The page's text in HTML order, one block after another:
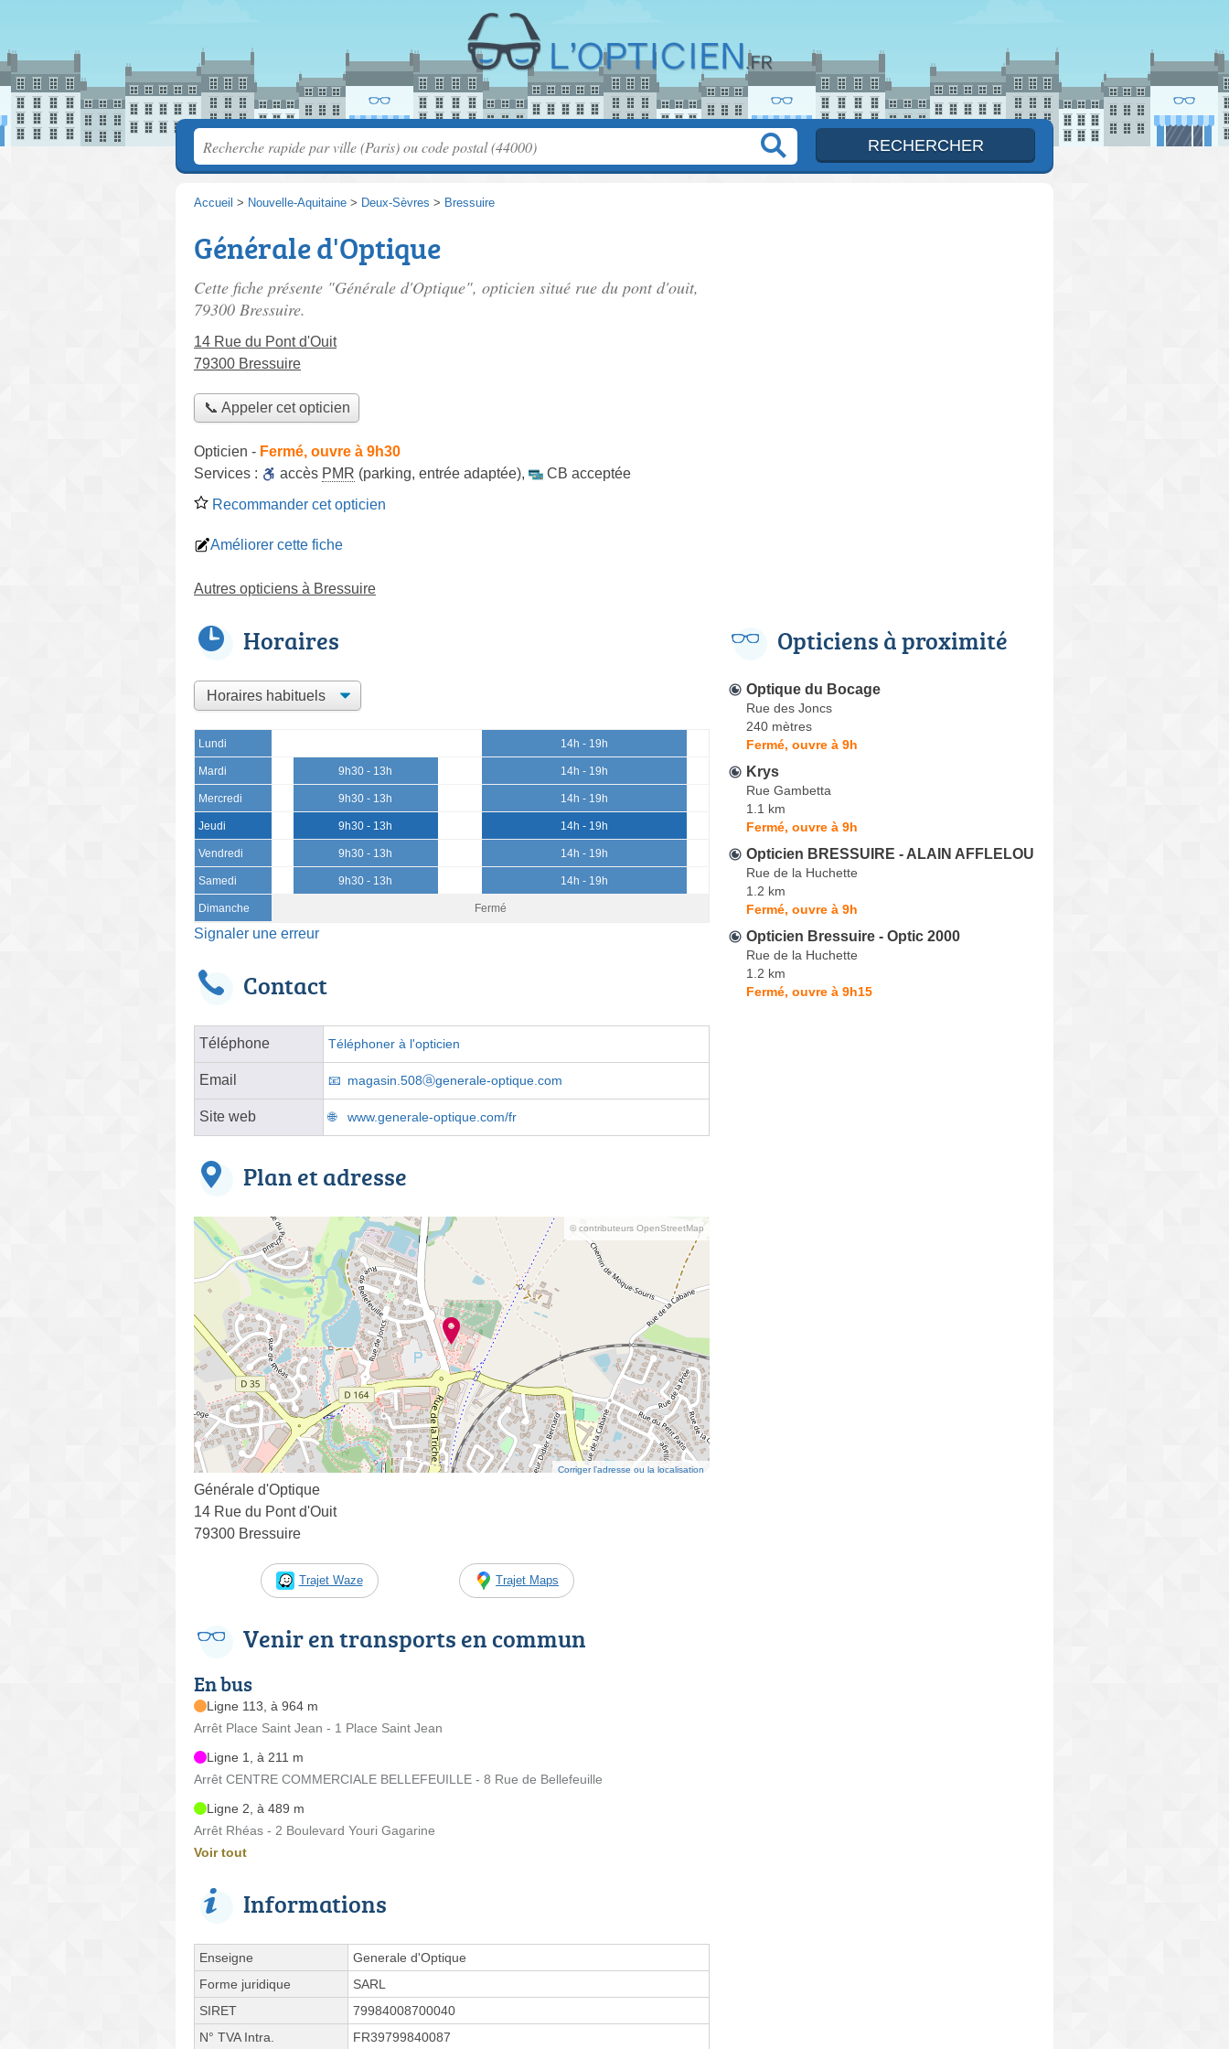
Accueil > Nouvelle-Aquitaine > Deux-Sèvres > Bressuire
Générale d'Optique
Cette fiche présente "Générale d'Optique", opticien situé rue du pont d'ouit,
79300 Bressuire.
14 Rue du Pont d'Ouit
79300 Bressuire
📞 Appeler cet opticien
Opticien - Fermé, ouvre à 9h30
Services :
accès PMR (parking, entrée adaptée),
CB acceptée
Recommander cet opticien
Améliorer cette fiche
Autres opticiens à Bressuire
Horaires
Lundi 14h - 19h
Mardi 9h30 - 13h 14h - 19h
Mercredi 9h30 - 13h 14h - 19h
Jeudi 9h30 - 13h 14h - 19h
Vendredi 9h30 - 13h 14h - 19h
Samedi 9h30 - 13h 14h - 19h
Dimanche Fermé
Signaler une erreur
Contact
Téléphone Téléphoner à l'opticien
Email magasin.508ⓐgenerale-optique.com
Site web www.generale-optique.com/fr
Plan et adresse
© contributeurs OpenStreetMap
Corriger l’adresse ou la localisation
Générale d'Optique
14 Rue du Pont d'Ouit
79300 Bressuire
Trajet Waze Trajet Maps
Venir en transports en commun
En bus
Ligne 113, à 964 m
Arrêt Place Saint Jean - 1 Place Saint Jean
Ligne 1, à 211 m
Arrêt CENTRE COMMERCIALE BELLEFEUILLE - 8 Rue de Bellefeuille
Ligne 2, à 489 m
Arrêt Rhéas - 2 Boulevard Youri Gagarine
Voir tout
Informations
Enseigne
Generale d'Optique
Forme juridique
SARL
SIRET
79984008700040
N° TVA Intra.
FR39799840087
Opticiens à proximité
Optique du Bocage
Rue des Joncs
240 mètres
Fermé, ouvre à 9h
Krys
Rue Gambetta
1.1 km
Fermé, ouvre à 9h
Opticien BRESSUIRE - ALAIN AFFLELOU
Rue de la Huchette
1.2 km
Fermé, ouvre à 9h
Opticien Bressuire - Optic 2000
Rue de la Huchette
1.2 km
Fermé, ouvre à 9h15